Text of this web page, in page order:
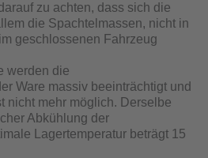
zu achten, dass sich die
die Spachtelmassen, nicht in
geschlossenen Fahrzeug
werden die
Ware massiv beeinträchtigt und
nicht mehr möglich. Derselbe
Abkühlung der
Lagertemperatur beträgt 15